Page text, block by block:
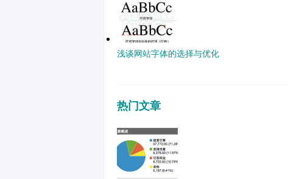
浅谈网站字体的选择与优化
热门文章